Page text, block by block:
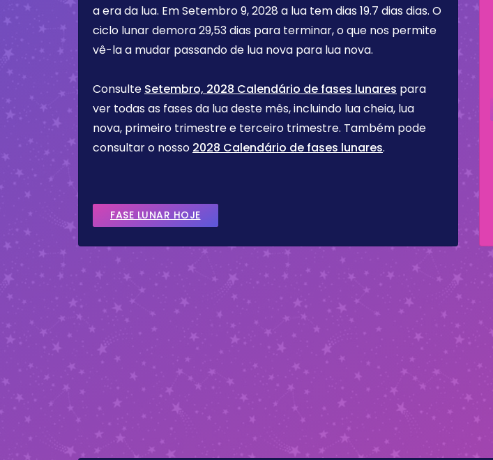
a era da lua. EmSetembro 9, 2028 a lua tem dias 19.7 dias dias. O
ciclo lunar demora 29,53 dias para terminar, o que nos permite
vê-la a mudar passando de lua nova para lua nova.
Consulte Setembro, 2028 Calendário de fases lunares para
ver todas as fases da lua deste mês, incluindo lua cheia, lua
nova, primeiro trimestre e terceiro trimestre. Também pode
consultar o nosso 2028 Calendário de fases lunares.
FASE LUNAR HOJE